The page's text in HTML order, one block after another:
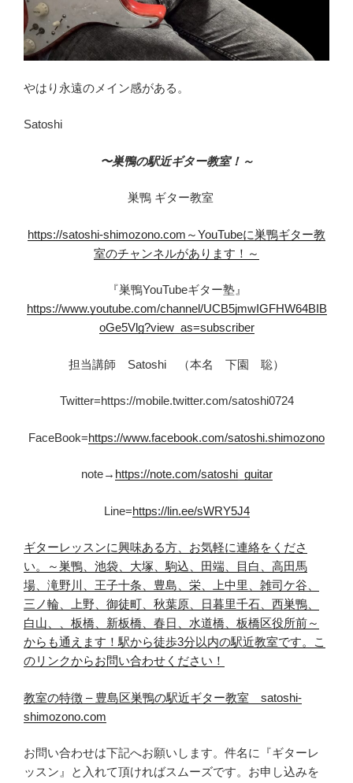
やはり永遠のメイン感がある。
Satoshi
〜巣鴨の駅近ギター教室！～
巣鴨 ギター教室
https://satoshi-shimozono.com～YouTubeに巣鴨ギター教
室のチャンネルがあります！～
『巣鴨YouTubeギター塾』
https://www.youtube.com/channel/UCB5jmwIGFHW64BIB
oGe5Vlg?view_as=subscriber
担当講師 Satoshi （本名 下園 聡）
Twitter=https://mobile.twitter.com/satoshi0724
FaceBook=https://www.facebook.com/satoshi.shimozono
note→ https://note.com/satoshi_guitar
Line=https://lin.ee/sWRY5J4
ギターレッスンに興味ある方、お気軽に連絡をくださ
い。
～巣鴨、池袋、大塚、駒込、田端、目白、高田馬
場、滝野川、王子十条、豊島、栄、上中里、雑司ケ谷、
三ノ輪、上野、御徒町、秋葉原、日暮里千石、西巣鴨、
白山、、板橋、新板橋、春日、水道橋、板橋区役所前～
からも通えます！ 駅から徒歩3分以内の駅近教室です。
こ
のリンクからお問い合わせ ください！
教室の特徴 – 豊島区巣鴨の駅近ギター教室 satoshi-
shimozono.com
お問い合わせは下記へお願いします。件名に『ギターレ
ッスン』と入れて頂ければスムーズです。お申し込みを